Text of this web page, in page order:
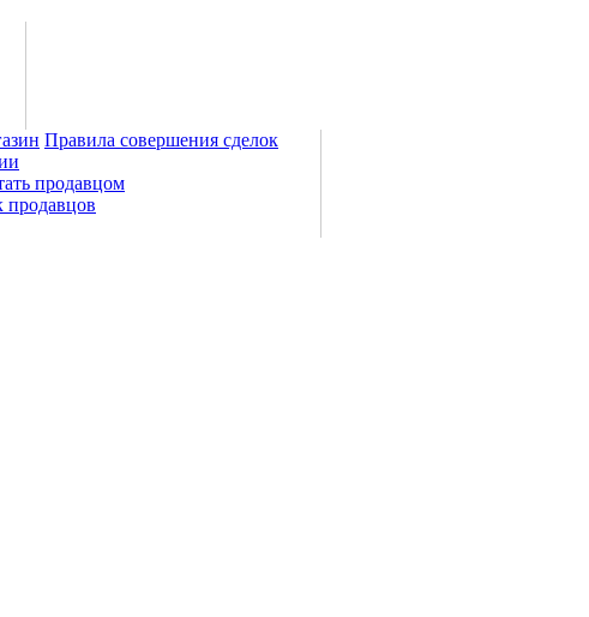
Правила совершения сделок
продавцом
продавцов